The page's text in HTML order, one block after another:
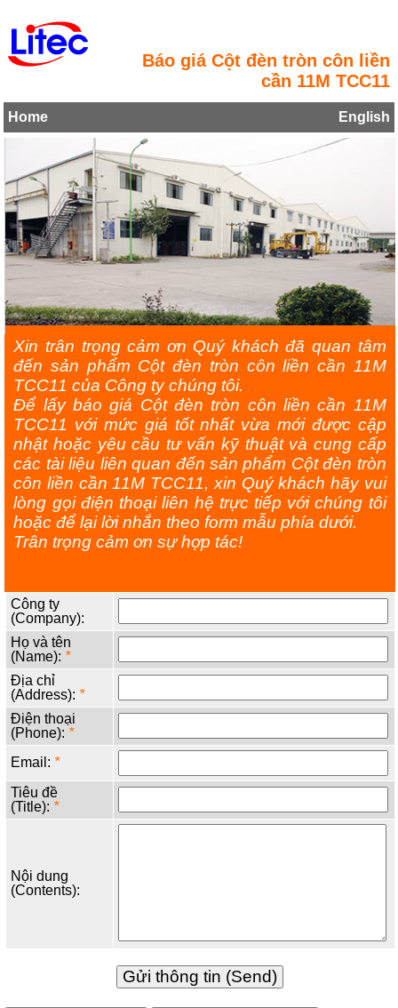
Báo giá Cột đèn tròn côn liền
cần 11M TCC11
Home English
Xin trân trọng cảm ơn Quý khách đã quan tâm
đến sản phẩm Cột đèn tròn côn liền cần 11M
TCC11 của Công ty chúng tôi.
Để lấy báo giá Cột đèn tròn côn liền cần 11M
TCC11 với mức giá tốt nhất vừa mới được cập
nhật hoặc yêu cầu tư vấn kỹ thuật và cung cấp
các tài liệu liên quan đến sản phẩm Cột đèn tròn
côn liền cần 11M TCC11, xin Quý khách hãy vui
lòng gọi điện thoại liên hệ trực tiếp với chúng tôi
hoặc để lại lời nhắn theo form mẫu phía dưới.
Trân trọng cảm ơn sự hợp tác!
Công ty
(Company):
Họ và tên
(Name): *
Địa chỉ
(Address): *
Điện thoại
(Phone): *
Email: *
Tiêu đề
(Title): *
Nội dung
(Contents):